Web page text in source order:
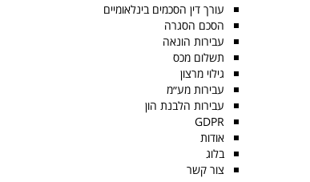
עורך דין הסכמים בינלאומיים
הסכם הסגרה
עבירות הונאה
תשלום מכס
גילוי מרצון
עבירות מע״מ
עבירות הלבנת הון
GDPR
אודות
בלוג
צור קשר